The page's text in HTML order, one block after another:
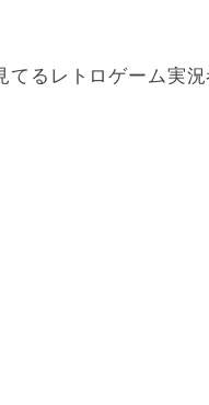
てるレトロゲーム実況